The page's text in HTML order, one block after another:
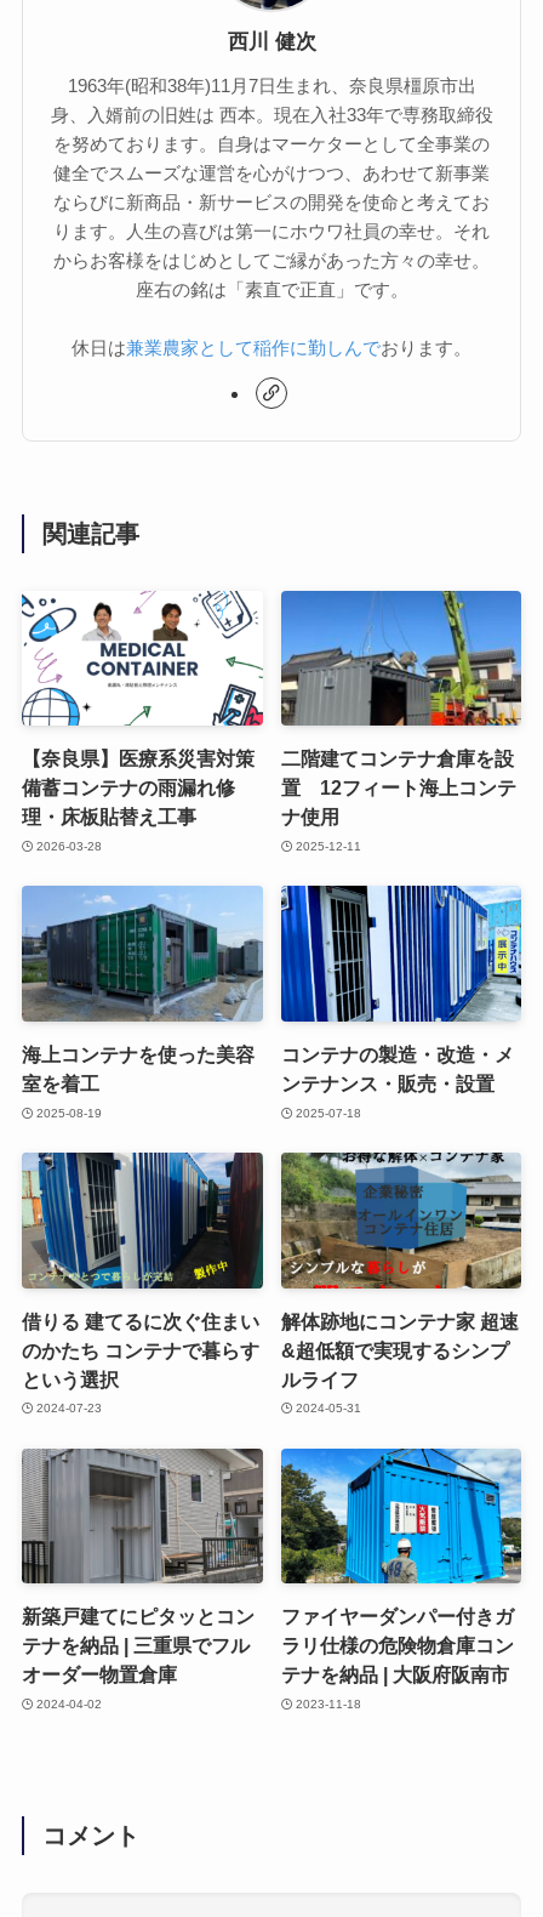
西川 健次
1963年(昭和38年)11月7日生まれ、奈良県橿原市出
身、入婿前の旧姓は 西本。現在入社33年で専務取締役
を努めております。自身はマーケターとして全事業の
健全でスムーズな運営を心がけつつ、あわせて新事業
ならびに新商品・新サービスの開発を使命と考えてお
ります。人生の喜びは第一にホウワ社員の幸せ。それ
からお客様をはじめとしてご縁があった方々の幸せ。
座右の銘は「素直で正直」です。
休日は兼業農家として稲作に勤しんでおります。
関連記事
【奈良県】医療系災害対策
備蓄コンテナの雨漏れ修
理・床板貼替え工事
2026-03-28
二階建てコンテナ倉庫を設
置 12フィート海上コンテ
ナ使用
2025-12-11
海上コンテナを使った美容
室を着工
2025-08-19
コンテナの製造・改造・メ
ンテナンス・販売・設置
2025-07-18
借りる 建てるに次ぐ住まい
のかたち コンテナで暮らす
という選択
2024-07-23
解体跡地にコンテナ家 超速
&超低額で実現するシンプ
ルライフ
2024-05-31
新築戸建てにピタッとコン
テナを納品 | 三重県でフル
オーダー物置倉庫
2024-04-02
ファイヤーダンパー付きガ
ラリ仕様の危険物倉庫コン
テナを納品 | 大阪府阪南市
2023-11-18
コメント